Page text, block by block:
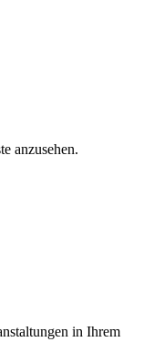
anzusehen.
in Ihrem